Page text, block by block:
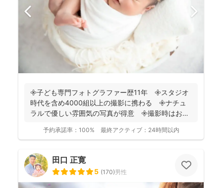
𖧷子ども専門フォトグラファー歴11年 𖧷スタジオ
時代を含め4000組以上の撮影に携わる 𖧷ナチュ
ラルで優しい雰囲気の写真が得意 𖧷撮影時はお手
予約承諾率： 100% 最終アクティブ： 24時間以内
田口 正寛
5 (170)男性